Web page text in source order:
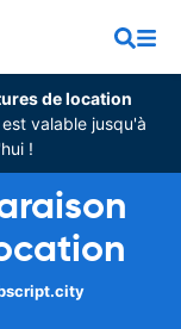
de location
valable jusqu'à
!